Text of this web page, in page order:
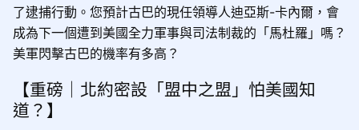
了逮捕行動。您預計古巴的現任領導人迪亞斯-卡內爾，會
成為下一個遭到美國全力軍事與司法制裁的「馬杜羅」嗎？
美軍閃擊古巴的機率有多高？
【重磅｜北約密設「盟中之盟」怕美國知
道？】